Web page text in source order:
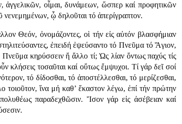
οἶμαι, δυνάμεων, ὥσπερ καί προφητικῶν
νενεμημένων, ᾧ δηλοῦται τό ἀπερίγραπτον.
Θεόν, ὀνομάζοντες, οἱ τήν εἰς αὐτόν βλασφήμιαν
ἐπειδή ἐψεύσαντο τό Πνεῦμα τό Ἅγιον,
κηρύσσειν ἤ ἄλλο τί; Ὡς λίαν ὄντως παχύς τίς
κλήσεις τοσαῦται καί οὕτως ἔμψυχοι. Τί γάρ δεῖ σοί
τό δίδοσθαι, τό ἀποστέλλεσθαι, τό μερίζεσθαι,
τοιοῦτον, ἵνα μή καθ’ ἕκαστον λέγω, ἐπί τήν πρώτην
παραδεχθῶσιν. Ἴσον γάρ εἰς ἀσέβειαν καί